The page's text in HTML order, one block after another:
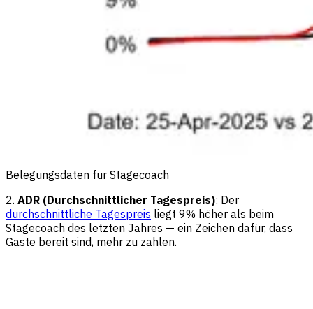
Belegungsdaten für Stagecoach
2. ADR (Durchschnittlicher Tagespreis): Der
durchschnittliche Tagespreis liegt 9% höher als beim
Stagecoach des letzten Jahres — ein Zeichen dafür, dass
Gäste bereit sind, mehr zu zahlen.